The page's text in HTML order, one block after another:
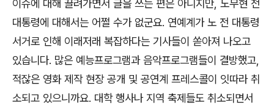
이슈에 대해 끌려가면서 글을 쓰는 편은 아니지만, 노무현 전
대통령에 대해서는 어쩔 수가 없군요. 연예계가 노 전 대통령
서거로 인해 이래저래 복잡하다는 기사들이 쏟아져 나오고
있습니다. 많은 예능프로그램과 음악프로그램들이 결방했고,
적잖은 영화 제작 현장 공개 및 공연계 프레스콜이 잇따라 취
소되고 있으니까요. 대학 행사나 지역 축제들도 취소되면서